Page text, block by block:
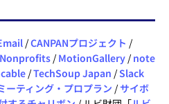
/CANPANプロジェクト /
/ MotionGallery / note
/TechSoup Japan /Slack
ーティング・プロプラン /サイボ